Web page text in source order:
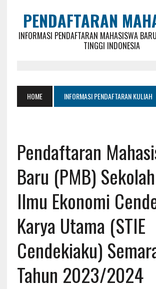
PENDAFTARAN
INFORMASI PENDAFTARAN MAHASISWA
TINGGI INDONESIA
HOME INFORMASI PENDAFTARAN KULIAH
Pendaftaran
Baru (PMB)
Ilmu Ekonomi
Karya Utama (STIE
Cendekiaku)
Tahun 2023/2024